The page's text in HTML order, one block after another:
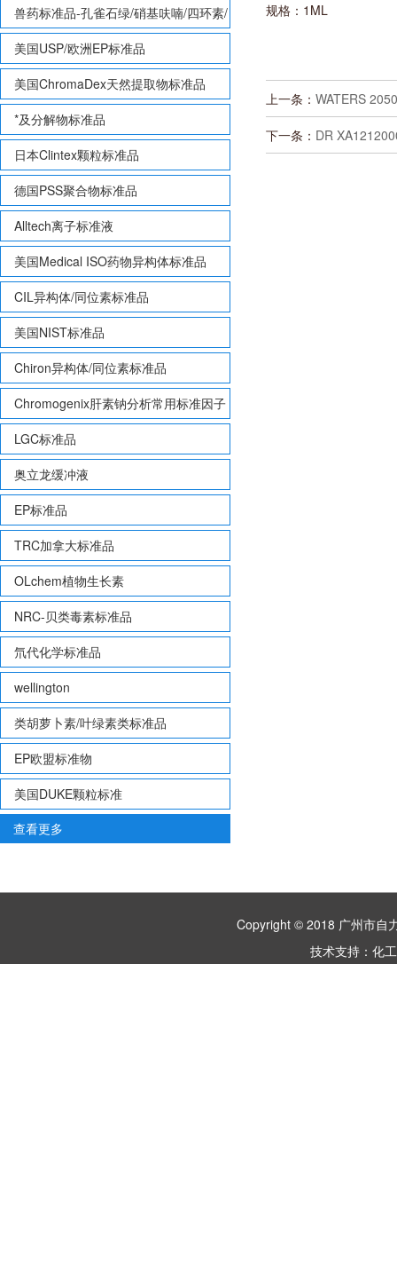
兽药标准品-孔雀石绿/硝基呋喃/四环素/
磺胺等
美国USP/欧洲EP标准品
美国ChromaDex天然提取物标准品
*及分解物标准品
日本Clintex颗粒标准品
德国PSS聚合物标准品
Alltech离子标准液
美国Medical ISO药物异构体标准品
CIL异构体/同位素标准品
美国NIST标准品
Chiron异构体/同位素标准品
Chromogenix肝素钠分析常用标准因子
LGC标准品
奥立龙缓冲液
EP标准品
TRC加拿大标准品
OLchem植物生长素
NRC-贝类毒素标准品
氘代化学标准品
wellington
类胡萝卜素/叶绿素类标准品
EP欧盟标准物
美国DUKE颗粒标准
查看更多
规格：1ML
上一条： WATERS
下一条： DR
Copyright © 2018 广州市
技术支持： 化